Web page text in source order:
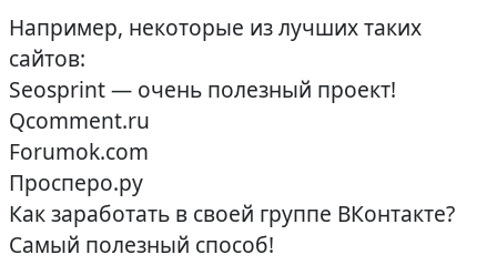
Например, некоторые из лучших таких
сайтов:
Seosprint — очень полезный проект!
Qcomment.ru
Forumok.com
Просперо.ру
Как заработать в своей группе ВКонтакте?
Самый полезный способ!